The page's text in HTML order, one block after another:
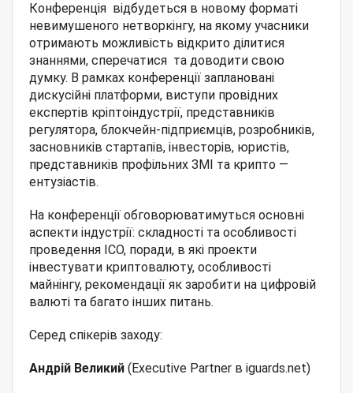
Конференція відбудеться в новому форматі
невимушеного нетворкінгу, на якому учасники
отримають можливість відкрито ділитися
знаннями, сперечатися та доводити свою
думку. В рамках конференції заплановані
дискусійні платформи, виступи провідних
експертів кріптоіндустрії, представників
регулятора, блокчейн-підприємців, розробників,
засновників стартапів, інвесторів, юристів,
представників профільних ЗМІ та крипто —
ентузіастів.
На конференції обговорюватимуться основні
аспекти індустрії: складності та особливості
проведення ICO, поради, в які проекти
інвестувати криптовалюту, особливості
майнінгу, рекомендації як заробити на цифровій
валюті та багато інших питань.
Серед спікерів заходу:
Андрій Великий(Executive Partner в iguards.net)